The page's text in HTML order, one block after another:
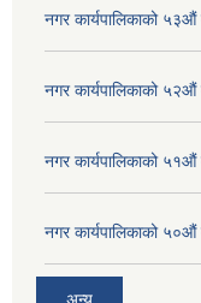
नगर कार्यपालिकाको
नगर कार्यपालिकाको
नगर कार्यपालिकाको
नगर कार्यपालिकाको